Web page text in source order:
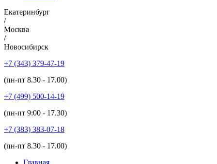
Екатеринбург
/
Москва
/
Новосибирск
+7 (343) 379-47-19
(пн-пт 8.30 - 17.00)
+7 (499) 500-14-19
(пн-пт 9:00 - 17.30)
+7 (383) 383-07-18
(пн-пт 8.30 - 17.00)
Главная